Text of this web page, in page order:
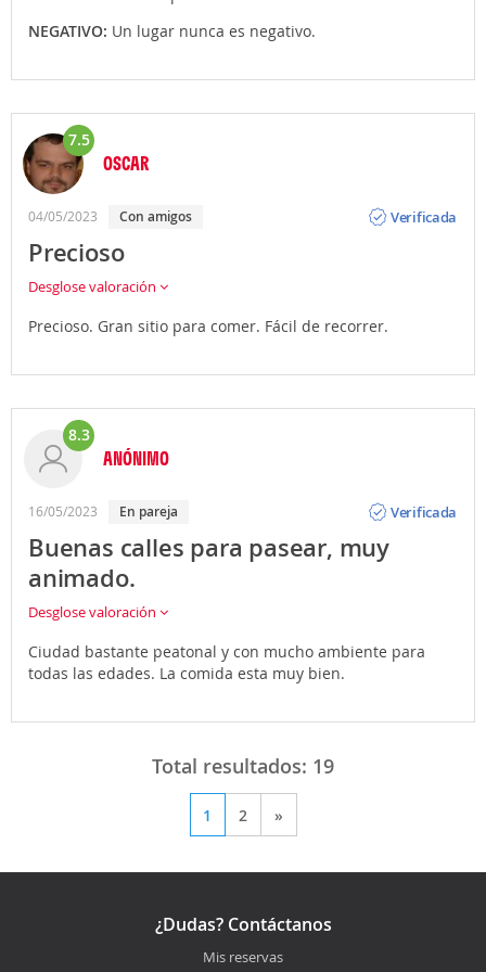
NEGATIVO: Un lugar nunca es negativo.
7.5
OSCAR
04/05/2023 Con amigos
Verificada
Precioso
Desglose valoración
Precioso. Gran sitio para comer. Fácil de recorrer.
8.3
ANÓNIMO
16/05/2023 En pareja
Verificada
Buenas calles para pasear, muy
animado.
Desglose valoración
Ciudad bastante peatonal y con mucho ambiente para
todas las edades. La comida esta muy bien.
Total resultados: 19
1 2 »
¿Dudas? Contáctanos
Mis reservas